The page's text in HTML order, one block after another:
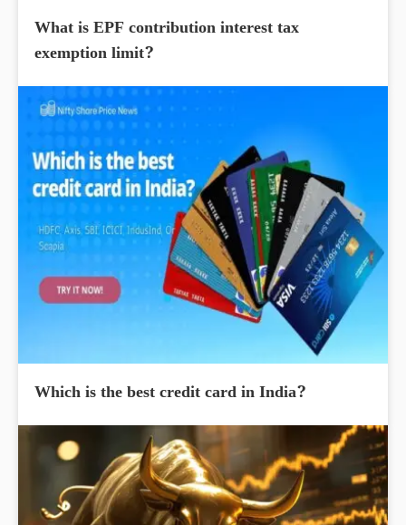
What is EPF contribution interest tax
exemption limit?
Which is the best credit card in India?